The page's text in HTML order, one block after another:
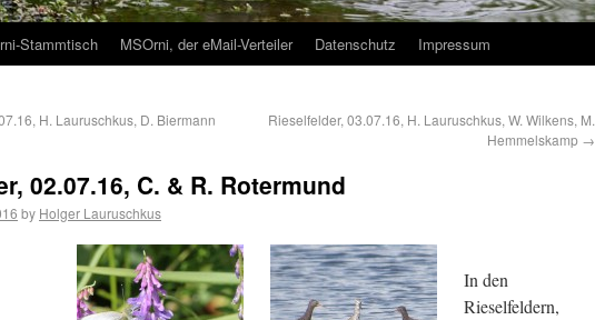
Stammtisch MSOrni, der eMail-Verteiler Datenschutz Impressum
H. Lauruschkus, D. Biermann
Rieselfelder, 03.07.16, H. Lauruschkus, W. Wilkens, M.
Hemmelskamp →
02.07.16, C. & R. Rotermund
by Holger Lauruschkus
In den
Rieselfeldern,